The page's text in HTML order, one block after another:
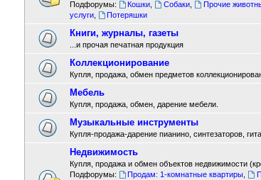
Подфорумы:
Кошки Собаки Прочие
услуги, Потеряшки
Книги, журналы, газеты
...и прочая печатная продукция
Коллекционирование
Купля, продажа, обмен предметов
Мебель
Купля, продажа, обмен, дарение мебели.
Музыкальные инструменты
Купля-продажа-дарение пианино, синтезаторов,
Недвижимость
Купля, продажа и обмен объектов недвижимости
Подфорумы:
Продам: 1-комнатные квартиры